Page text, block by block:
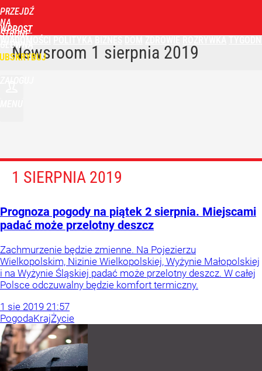
PRZEJDŹ
NA
STRONĘ
GŁÓWNĄ
WPROST
Newsroom 1 sierpnia 2019
1 SIERPNIA 2019
Prognoza pogody na piątek 2 sierpnia. Miejscami
padać może przelotny deszcz
Zachmurzenie będzie zmienne. Na Pojezierzu
Wielkopolskim, Nizinie Wielkopolskiej, Wyżynie Małopolskiej
i na Wyżynie Śląskiej padać może przelotny deszcz. W całej
Polsce odczuwalny będzie komfort termiczny.
1 sie 2019 21:57
PogodaKrajŻycie